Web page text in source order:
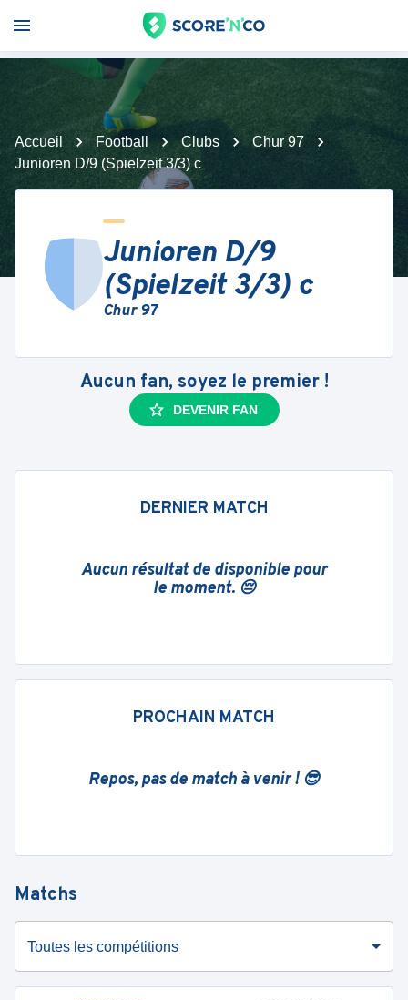
Accueil Football Clubs
Chur 97
Junioren D/9 (Spielzeit 3/3) c
Junioren D/9
(Spielzeit 3/3) c
Chur 97
Aucun fan, soyez le premier !
DEVENIR FAN
DERNIER MATCH
Aucun résultat de disponible pour
le moment. 😔
PROCHAIN MATCH
Repos, pas de match à venir ! 😎
Matchs
Toutes les compétitions